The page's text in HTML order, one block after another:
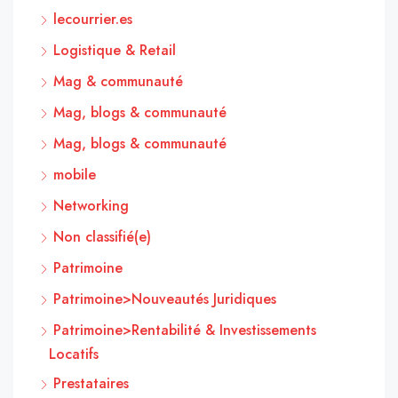
lecourrier.es
Logistique & Retail
Mag & communauté
Mag, blogs & communauté
Mag, blogs & communauté
mobile
Networking
Non classifié(e)
Patrimoine
Patrimoine>Nouveautés Juridiques
Patrimoine>Rentabilité & Investissements
Locatifs
Prestataires